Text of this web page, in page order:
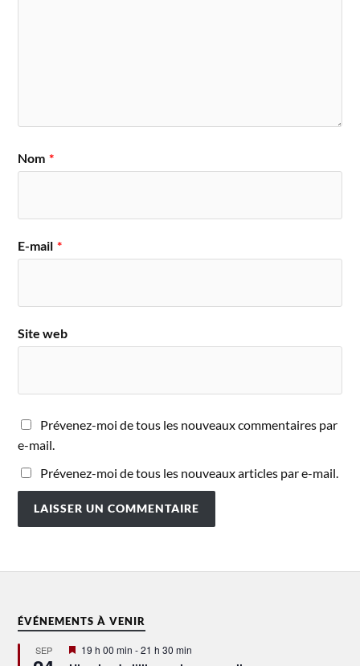
Nom *
E-mail *
Site web
Prévenez-moi de tous les nouveaux commentaires par
e-mail.
Prévenez-moi de tous les nouveaux articles par e-mail.
ÉVÉNEMENTS À VENIR
SEP
Mis
19 h 00 min -21 h 30 min